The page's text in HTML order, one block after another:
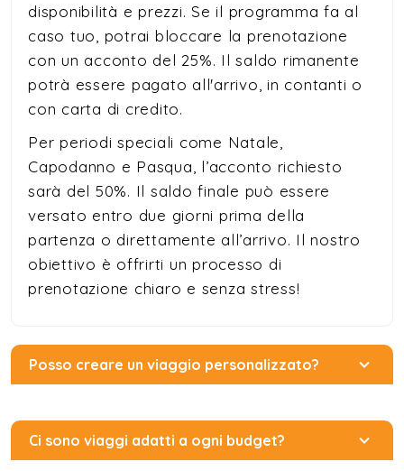
disponibilità e prezzi. Se il programma fa al
caso tuo, potrai bloccare la prenotazione
con un acconto del 25%. Il saldo rimanente
potrà essere pagato all'arrivo, in contanti o
con carta di credito.
Per periodi speciali come Natale,
Capodanno e Pasqua, l’acconto richiesto
sarà del 50%. Il saldo finale può essere
versato entro due giorni prima della
partenza o direttamente all’arrivo. Il nostro
obiettivo è offrirti un processo di
prenotazione chiaro e senza stress!
Posso creare un viaggio personalizzato?
Ci sono viaggi adatti a ogni budget?